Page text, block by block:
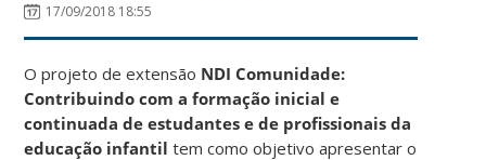
17/09/2018 18:55
O projeto de extensão NDI Comunidade:
Contribuindo com a formação inicial e
continuada de estudantes e de profissionais da
educação infantil tem como objetivo apresentar o